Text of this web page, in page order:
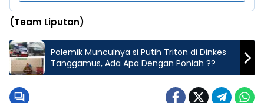
(Team Liputan)
Polemik Munculnya si Putih Triton di Dinkes
Tanggamus, Ada Apa Dengan Poniah ??